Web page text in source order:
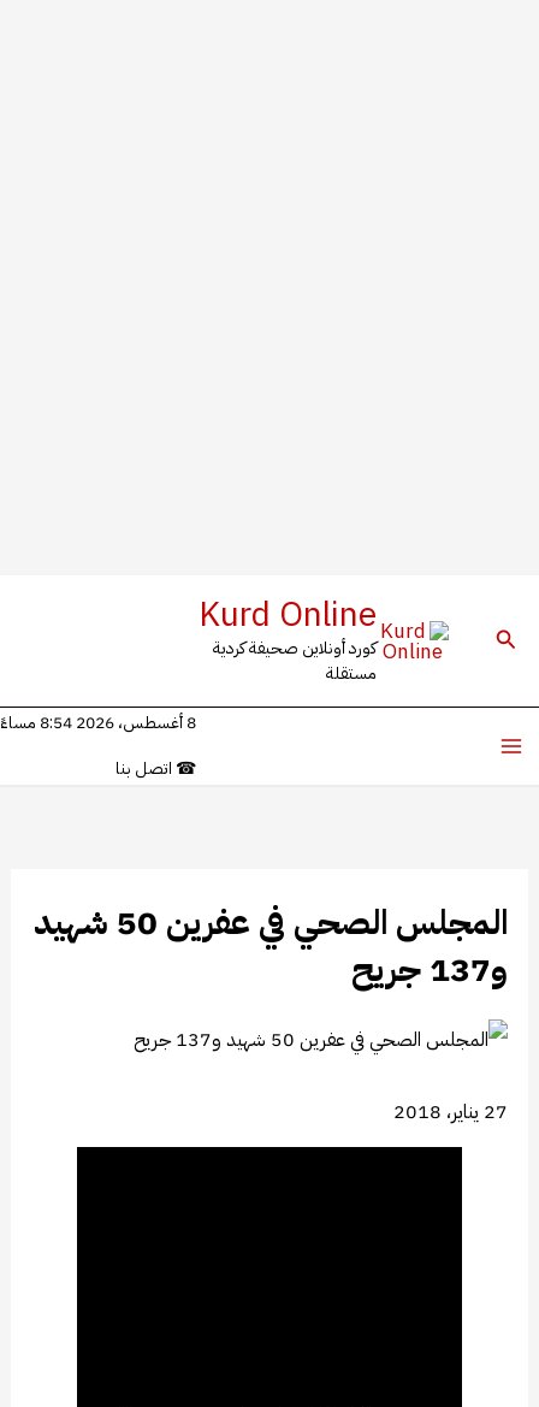
البحث Kurd Online
كورد أونلاين صحيفة كردية
مستقلة
8 أغسطس، 2026 8:54 مساءً
☎ اتصل بنا
المجلس الصحي في عفرين 50 شهيد
و137 جريح
27 يناير، 2018